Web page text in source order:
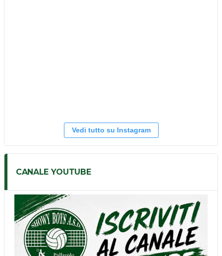
Vedi tutto su Instagram
CANALE YOUTUBE